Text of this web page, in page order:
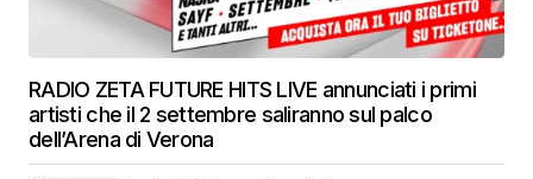
RADIO ZETA FUTURE HITS LIVE annunciati i primi
artisti che il 2 settembre saliranno sul palco
dell’Arena di Verona